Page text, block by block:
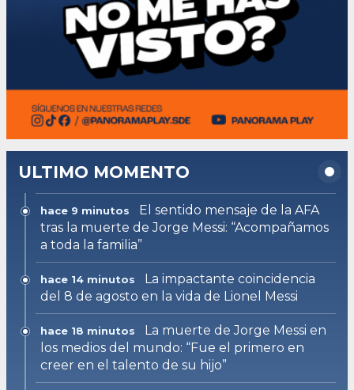
ULTIMO MOMENTO
hace 9 minutos
El sentido mensaje de la AFA
tras la muerte de Jorge Messi: “Acompañamos
a toda la familia”
hace 14 minutos
La impactante coincidencia
del 8 de agosto en la vida de Lionel Messi
hace 18 minutos
La muerte de Jorge Messi en
los medios del mundo: “Fue el primero en
creer en el talento de su hijo”